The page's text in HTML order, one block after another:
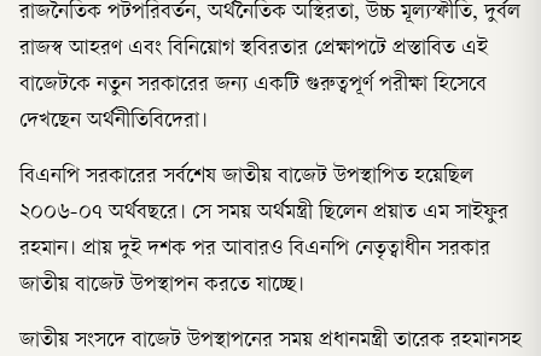
রাজনৈতিক পটপরিবর্তন, অর্থনৈতিক অস্থিরতা, উচ্চ মূল্যস্ফীতি, দুর্বল
রাজস্ব আহরণ এবং বিনিয়োগ স্থবিরতার প্রেক্ষাপটে প্রস্তাবিত এই
বাজেটকে নতুন সরকারের জন্য একটি গুরুত্বপূর্ণ পরীক্ষা হিসেবে
দেখছেন অর্থনীতিবিদেরা।
বিএনপি সরকারের সর্বশেষ জাতীয় বাজেট উপস্থাপিত হয়েছিল
২০০৬-০৭ অর্থবছরে। সে সময় অর্থমন্ত্রী ছিলেন প্রয়াত এম সাইফুর
রহমান। প্রায় দুই দশক পর আবারও বিএনপি নেতৃত্বাধীন সরকার
জাতীয় বাজেট উপস্থাপন করতে যাচ্ছে।
জাতীয় সংসদে বাজেট উপস্থাপনের সময় প্রধানমন্ত্রী তারেক রহমানসহ